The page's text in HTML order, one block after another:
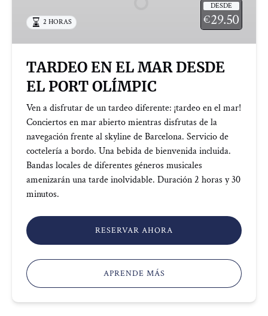
PORT
DESDE
€29.50
2 HORAS
TARDEO EN EL MAR DESDE
EL PORT OLÍMPIC
Ven a disfrutar de un tardeo diferente: ¡tardeo en el mar!
Conciertos en mar abierto mientras disfrutas de la
navegación frente al skyline de Barcelona. Servicio de
coctelería a bordo. Una bebida de bienvenida incluida.
Bandas locales de diferentes géneros musicales
amenizarán una tarde inolvidable. Duración 2 horas y 30
minutos.
RESERVAR AHORA
APRENDE MÁS